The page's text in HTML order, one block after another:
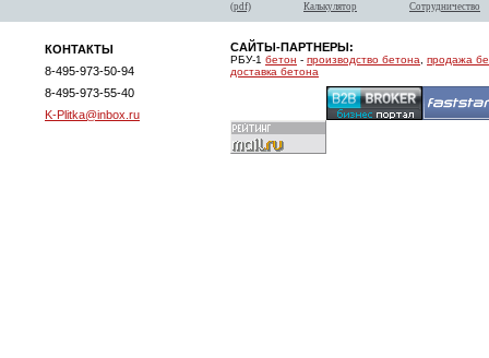
(pdf) Калькулятор Сотрудничество
КОНТАКТЫ
8-495-973-50-94
8-495-973-55-40
K-Plitka@inbox.ru
САЙТЫ-ПАРТНЕРЫ:
РБУ-1 бетон - производство бетона
продажа
доставка бетона